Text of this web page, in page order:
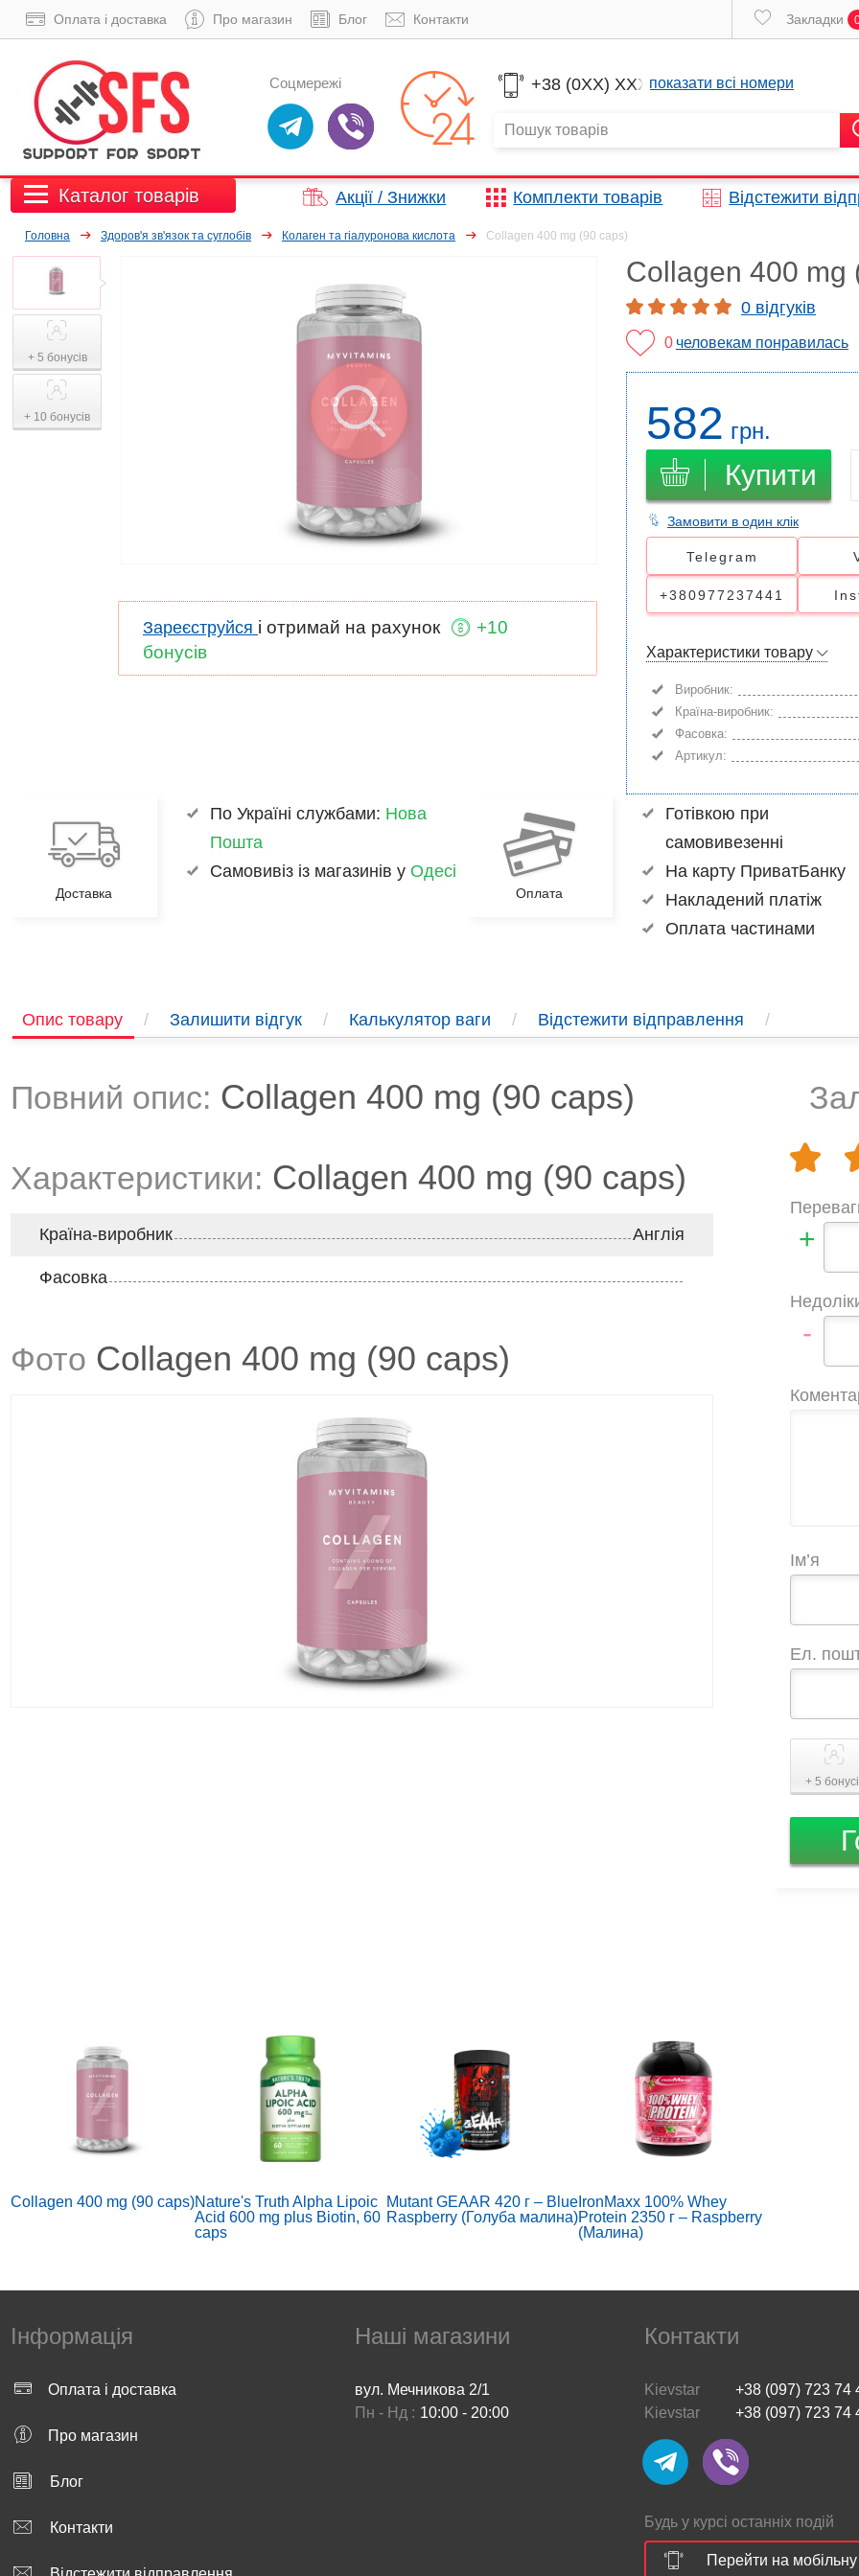
Оплата і доставка Про магазин Блог Контакти Закладки
Соцмережі +38 (0XX) XXXпоказати всі номери
Каталог товарів Акції / Знижки Комплекти товарів Відстежити
Головна Здоров'я зв'язок та суглобів Колаген та гiалуронова кислота Collagen 400 mg (90 caps)
+ 5 бонусів
+ 10 бонусів
Зареєструйся і отримай на рахунок
+10
бонусів
Collagen 400 mg
0 відгуків
0 человекам понравилась
582 грн.
Купити
Замовити в один клік
Telegram
+380977237441
Характеристики товару
Виробник:
Країна-виробник:
Фасовка:
Артикул:
Доставка
По Україні службами: Нова
Пошта
Самовивіз із магазинів у Одесі
Оплата
Готівкою при
самовивезенні
На карту ПриватБанку
Накладений платіж
Оплата частинами
Опис товару / Залишити відгук / Калькулятор ваги / Відстежити відправлення /
Повний опис: Collagen 400 mg (90 caps)
Характеристики: Collagen 400 mg (90 caps)
Країна-виробник Англія
Фасовка
Фото Collagen 400 mg (90 caps)
+
-
Ім’я
Ел.
Acid 600 mg plus Biotin, 60 Raspberry (Голуба малина)Protein 2350 г – Raspberry
Gold Gel 100 ml (400 g +
CASTE Maxx Circus
Energy Drink (250
ml,pinneberry and guava)
Наші магазини Контакти
Kievstar
+38 (097) 723 74
Kievstar
+38 (097) 723 74